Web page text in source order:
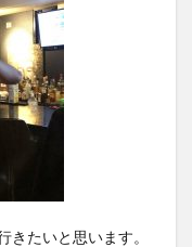
きたいと思います。